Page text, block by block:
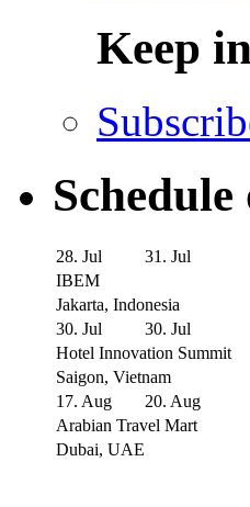
Keep
28. Jul
31. Jul
IBEM
Jakarta, Indonesia
30. Jul
30. Jul
Hotel Innovation Summit
Saigon, Vietnam
17. Aug
20. Aug
Arabian Travel Mart
Dubai, UAE